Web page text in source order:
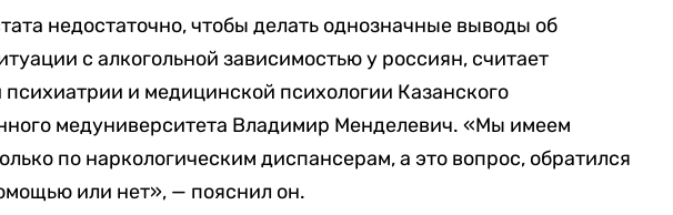
недостаточно, чтобы делать однозначные выводы об
с алкогольной зависимостью у россиян, считает
и медицинской психологии Казанского
медуниверситета Владимир Менделевич. «Мы имеем
по наркологическим диспансерам, а это вопрос, обратился
или нет», — пояснил он.